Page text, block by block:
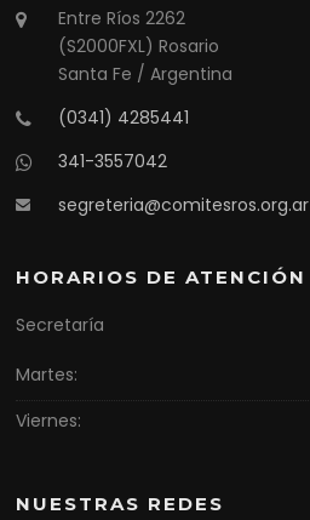
Entre Ríos 2262
(S2000FXL) Rosario
Santa Fe / Argentina
(0341) 4285441
341-3557042
segreteria@comitesros.org.ar
HORARIOS DE ATENCIÓN
Secretaría
Martes:
Viernes:
NUESTRAS REDES